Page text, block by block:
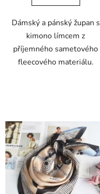
Dámský a pánský župan s
kimono límcem z
příjemného sametového
fleecového materiálu.